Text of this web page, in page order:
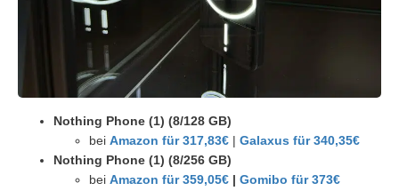
Nothing Phone (1) (8/128 GB)
bei Amazon für 317,83€ | Galaxus für 340,35€
Nothing Phone (1) (8/256 GB)
bei Amazon für 359,05€ | Gomibo für 373€